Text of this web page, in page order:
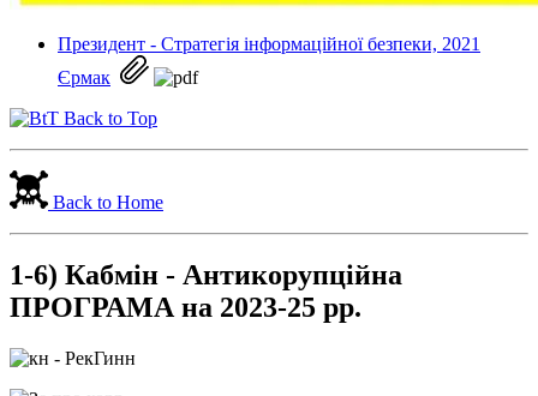
Президент - Стратегія інформаційної безпеки, 2021
Єрмак
Back to Top
Back to Home
1-6) Кабмін - Антикорупційна
ПРОГРАМА на 2023-25 рр.